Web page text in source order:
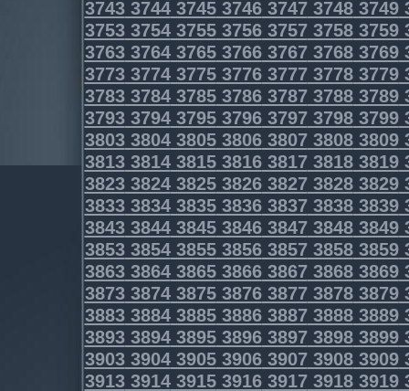
3743374437453746374737483749
3753375437553756375737583759
3763376437653766376737683769
3773377437753776377737783779
3783378437853786378737883789
3793379437953796379737983799
3803380438053806380738083809
3813381438153816381738183819
3823382438253826382738283829
3833383438353836383738383839
3843384438453846384738483849
3853385438553856385738583859
3863386438653866386738683869
3873387438753876387738783879
3883388438853886388738883889
3893389438953896389738983899
3903390439053906390739083909
3913391439153916391739183919